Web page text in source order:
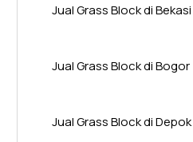
Jual Grass Block di Bekasi
Jual Grass Block di Bogor
Jual Grass Block di Depok